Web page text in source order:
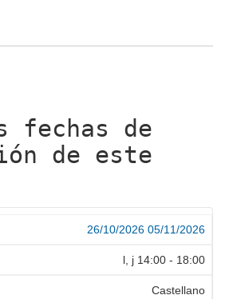
fechas de
de este
26/10/2026 05/11/2026
l, j 14:00 - 18:00
Castellano